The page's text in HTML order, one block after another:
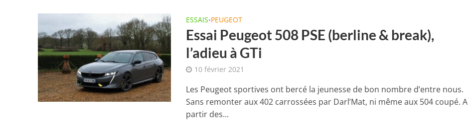
ESSAIS•PEUGEOT
Essai Peugeot 508 PSE (berline & break),
l’adieu à GTi
10 février 2021
Les Peugeot sportives ont bercé la jeunesse de bon nombre d’entre nous.
Sans remonter aux 402 carrossées par Darl’Mat, ni même aux 504 coupé. A
partir des...